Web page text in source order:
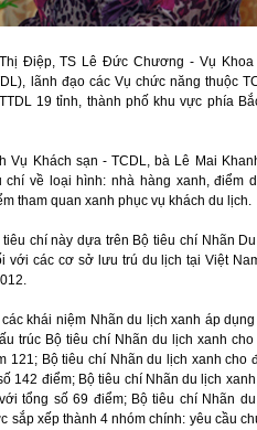
Điệp, TS Lê Đức Chương - Vụ Khoa
lãnh đạo các Vụ chức năng thuộc
19 tỉnh, thành phố khu vực phía
Vụ Khách sạn - TCDL, bà Lê Mai
về loại hình: nhà hàng xanh, điểm
tham quan xanh phục vụ khách du lịch.
chí này dựa trên Bộ tiêu chí Nhãn
với các cơ sở lưu trú du lịch tại Việt
khái niệm Nhãn du lịch xanh áp
trúc Bộ tiêu chí Nhãn du lịch xanh cho
121; Bộ tiêu chí Nhãn du lịch xanh cho
142 điểm; Bộ tiêu chí Nhãn du lịch
tổng số 69 điểm; Bộ tiêu chí Nhãn
sắp xếp thành 4 nhóm chính: yêu cầu